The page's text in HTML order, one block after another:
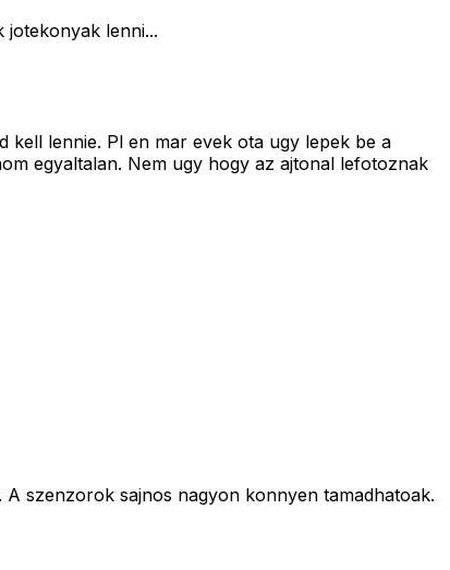
lenni...
kell lennie. Pl en mar evek ota ugy lepek be a
egyaltalan. Nem ugy hogy az ajtonal lefotoznak
szenzorok sajnos nagyon konnyen tamadhatoak.